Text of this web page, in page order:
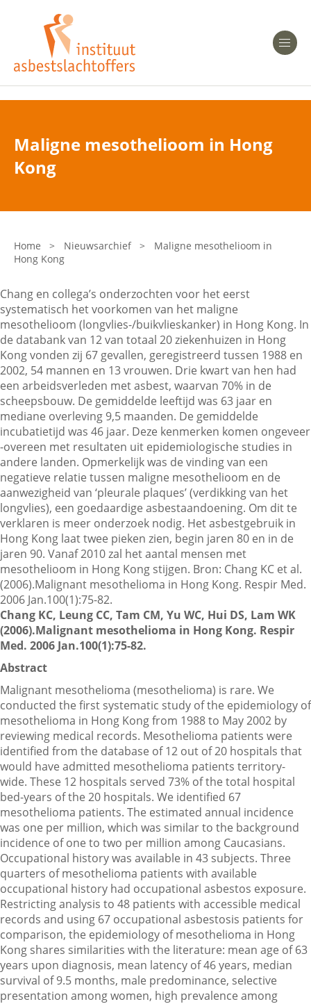
Heeft u Mesothelioom?
Heeft u Asbestose?
Bent u arts?
Asbest en Gezondheid
Laatste nieuws
Onze organisatie
Veelgestelde vragen
Contactgegevens
Zoeken
Maligne mesothelioom in Hong
Kong
Home > Nieuwsarchief >
Maligne mesothelioom in
Hong Kong
Chang en collega’s onderzochten voor het eerst
systematisch het voorkomen van het maligne
mesothelioom (longvlies-/buikvlieskanker) in Hong Kong. In
de databank van 12 van totaal 20 ziekenhuizen in Hong
Kong vonden zij 67 gevallen, geregistreerd tussen 1988 en
2002, 54 mannen en 13 vrouwen. Drie kwart van hen had
een arbeidsverleden met asbest, waarvan 70% in de
scheepsbouw. De gemiddelde leeftijd was 63 jaar en
mediane overleving 9,5 maanden. De gemiddelde
incubatietijd was 46 jaar. Deze kenmerken komen ongeveer
-overeen met resultaten uit epidemiologische studies in
andere landen. Opmerkelijk was de vinding van een
negatieve relatie tussen maligne mesothelioom en de
aanwezigheid van ‘pleurale plaques’ (verdikking van het
longvlies), een goedaardige asbestaandoening. Om dit te
verklaren is meer onderzoek nodig. Het asbestgebruik in
Hong Kong laat twee pieken zien, begin jaren 80 en in de
jaren 90. Vanaf 2010 zal het aantal mensen met
mesothelioom in Hong Kong stijgen. Bron: Chang KC et al.
(2006).Malignant mesothelioma in Hong Kong. Respir Med.
2006 Jan.100(1):75-82.
Chang KC, Leung CC, Tam CM, Yu WC, Hui DS, Lam WK
(2006).Malignant mesothelioma in Hong Kong. Respir
Med. 2006 Jan.100(1):75-82.
Abstract
Malignant mesothelioma (mesothelioma) is rare. We
conducted the first systematic study of the epidemiology of
mesothelioma in Hong Kong from 1988 to May 2002 by
reviewing medical records. Mesothelioma patients were
identified from the database of 12 out of 20 hospitals that
would have admitted mesothelioma patients territory-
wide. These 12 hospitals served 73% of the total hospital
bed-years of the 20 hospitals. We identified 67
mesothelioma patients. The estimated annual incidence
was one per million, which was similar to the background
incidence of one to two per million among Caucasians.
Occupational history was available in 43 subjects. Three
quarters of mesothelioma patients with available
occupational history had occupational asbestos exposure.
Restricting analysis to 48 patients with accessible medical
records and using 67 occupational asbestosis patients for
comparison, the epidemiology of mesothelioma in Hong
Kong shares similarities with the literature: mean age of 63
years upon diagnosis, mean latency of 46 years, median
survival of 9.5 months, male predominance, selective
presentation among women, high prevalence among